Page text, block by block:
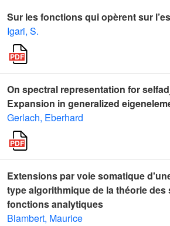
Sur les fonctions qui opèrent sur
Igari, S.
On spectral representation for
Expansion in generalized
Gerlach, Eberhard
Extensions par voie somatique
type algorithmique de la théorie
fonctions analytiques
Blambert, Maurice